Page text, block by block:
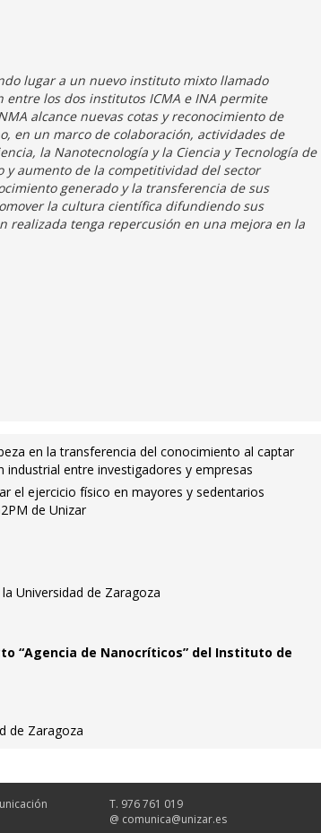
lugar a un nuevo instituto mixto llamado
los dos institutos ICMA e INA permite
alcance nuevas cotas y reconocimiento de
en un marco de colaboración, actividades de
la Nanotecnología y la Ciencia y Tecnología de
aumento de la competitividad del sector
generado y la transferencia de sus
la cultura científica difundiendo sus
realizada tenga repercusión en una mejora en la
en la transferencia del conocimiento al captar
entre investigadores y empresas
el ejercicio físico en mayores y sedentarios
de Unizar
Universidad de Zaragoza
“Agencia de Nanocríticos” del Instituto de
de Zaragoza
T. 976 761 019
@ comunica@unizar.es